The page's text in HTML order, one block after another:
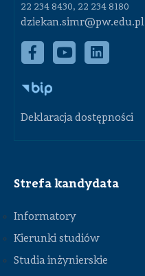
22 234 8430, 22 234 8180
dziekan.simr@pw.edu.pl
Deklaracja dostępności
Strefa kandydata
Informatory
Kierunki studiów
Studia inżynierskie